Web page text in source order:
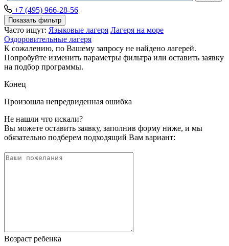
+7 (495) 966-28-56
Показать фильтр
Часто ищут: Языковые лагеря Лагеря на море
Оздоровительные лагеря
К сожалению, по Вашему запросу не найдено лагерей.
Попробуйте изменить параметры фильтра или оставить заявку
на подбор программы.
Конец
Произошла непредвиденная ошибка
Не нашли что искали?
Вы можете оставить заявку, заполнив форму ниже, и мы
обязательно подберем подходящий Вам вариант:
Возраст ребенка